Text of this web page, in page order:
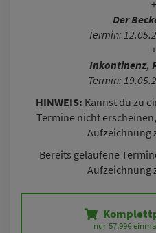
+
Der
Termin:
+
Inkontinenz,
Termin:
HINWEIS: Kannst du zu
Termine nicht
Aufzeichnung
Bereits gelaufene
Aufzeichnung
nur 57,99€